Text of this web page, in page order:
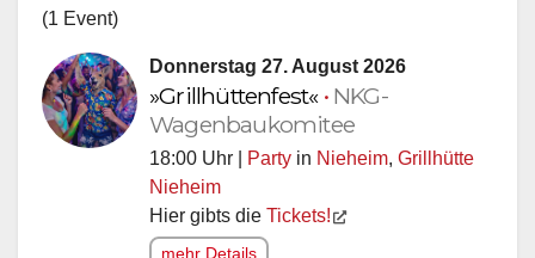
(1 Event)
Donnerstag 27. August 2026
»Grillhüttenfest« • NKG-
Wagenbaukomitee
18:00 Uhr | Party in Nieheim Grillhütte
Nieheim
Hier gibts die Tickets!
mehr Details